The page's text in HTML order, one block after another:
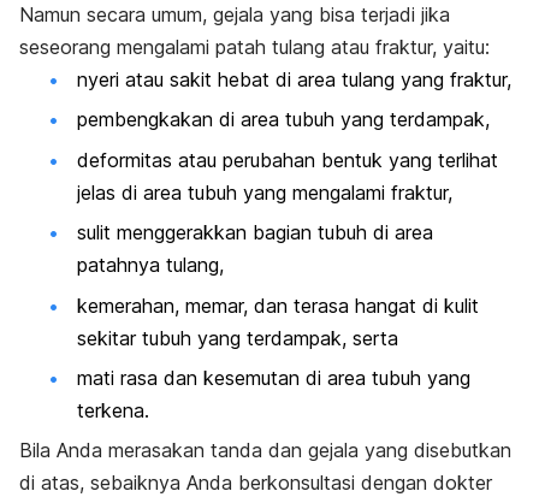
Namun secara umum, gejala yang bisa terjadi jika
seseorang mengalami patah tulang atau fraktur, yaitu:
nyeri atau sakit hebat di area tulang yang fraktur,
pembengkakan di area tubuh yang terdampak,
deformitas atau perubahan bentuk yang terlihat
jelas di area tubuh yang mengalami fraktur,
sulit menggerakkan bagian tubuh di area
patahnya tulang,
kemerahan, memar, dan terasa hangat di kulit
sekitar tubuh yang terdampak, serta
mati rasa dan kesemutan di area tubuh yang
terkena.
Bila Anda merasakan tanda dan gejala yang disebutkan
di atas, sebaiknya Anda berkonsultasi dengan dokter